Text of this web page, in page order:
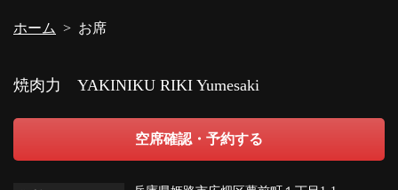
ホーム お席
焼肉力 YAKINIKU RIKI Yumesaki
空席確認・予約する